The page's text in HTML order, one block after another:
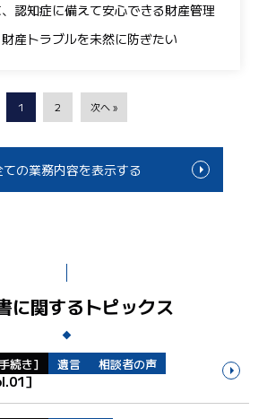
認知症に備えて安心できる財産管理
産トラブルを未然に防ぎたい
1 2 次へ »
ての業務内容を表示する
に関するトピックス
続き] 遺言 相談者の声
］